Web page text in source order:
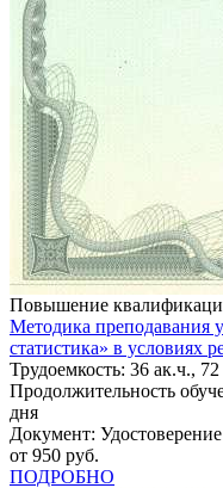
Повышение
Методика преподавания
статистика» в
Трудоемкость: 36 ак.ч.,
Продолжительность
дня
Документ:
от 950 руб.
ПОДРОБНО